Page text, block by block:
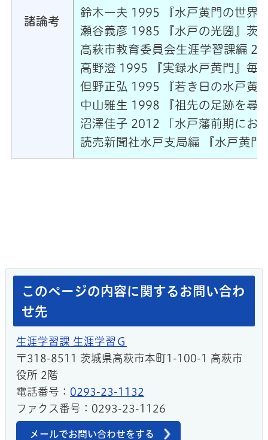
諸論考
鈴木一夫 1995 『水戸黄門の世界
瀬谷義彦 1985 『水戸の光圀』茨
高萩市教育委員会生涯学習課編
高野澄 1995 『実録水戸黄門』毎
但野正弘 1995 『若き日の水戸黄
中山雅生 1998 『祖先の足跡を尋
沼澤佳子 2012 「水戸藩前期にお
読売新聞社水戸支局編 『水戸黄
このページの内容に関するお問い合わ
せ先
生涯学習課 生涯学習Ｇ
〒318-8511 茨城県高萩市本町1-100-1 高萩市
役所 2階
電話番号： 0293-23-1132
ファクス番号：0293-23-1126
メールでお問い合わせをする